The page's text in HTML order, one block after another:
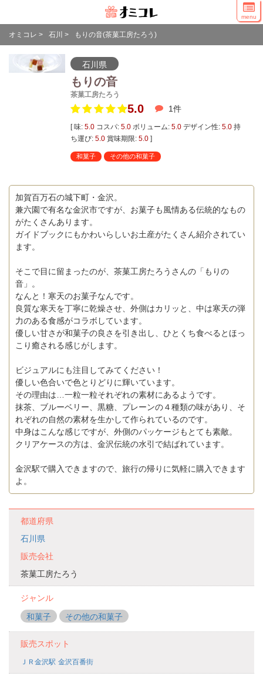
menu
オミコレ > 石川 > もりの音(茶菓工房たろう)
石川県
もりの音
茶菓工房たろう
5.0 1件
[ 味: 5.0コスパ: 5.0ボリューム: 5.0デザイン性: 5.0持
ち運び: 5.0賞味期限: 5.0]
和菓子 その他の和菓子
加賀百万石の城下町・金沢。
兼六園で有名な金沢市ですが、お菓子も風情ある伝統的なもの
がたくさんあります。
ガイドブックにもかわいらしいお土産がたくさん紹介されてい
ます。
そこで目に留まったのが、茶菓工房たろうさんの「もりの
音」。
なんと！寒天のお菓子なんです。
良質な寒天を丁寧に乾燥させ、外側はカリッと、中は寒天の弾
力のある食感がコラボしています。
優しい甘さが和菓子の良さを引き出し、ひとくち食べるとほっ
こり癒される感じがします。
ビジュアルにも注目してみてください！
優しい色合いで色とりどりに輝いています。
その理由は…一粒一粒それぞれの素材にあるようです。
抹茶、ブルーベリー、黒糖、プレーンの４種類の味があり、そ
れぞれの自然の素材を生かして作られているのです。
中身はこんな感じですが、外側のパッケージもとても素敵。
クリアケースの方は、金沢伝統の水引で結ばれています。
金沢駅で購入できますので、旅行の帰りに気軽に購入できます
よ。
都道府県
石川県
販売会社
茶菓工房たろう
ジャンル
和菓子
その他の和菓子
販売スポット
ＪＲ金沢駅 金沢百番街